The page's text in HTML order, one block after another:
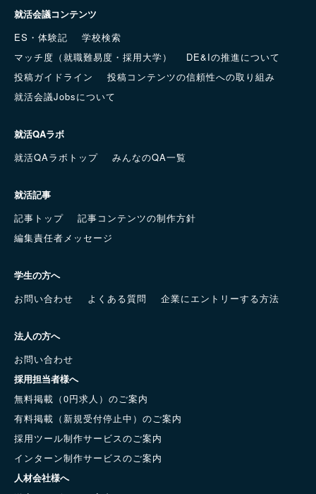
就活会議コンテンツ
ES・体験記
学校検索
マッチ度（就職難易度・採用大学）
DE&Iの推進について
投稿ガイドライン
投稿コンテンツの信頼性への取り組み
就活会議Jobsについて
就活QAラボ
就活QAラボトップ
みんなのQA一覧
就活記事
記事トップ
記事コンテンツの制作方針
編集責任者メッセージ
学生の方へ
お問い合わせ
よくある質問 企業にエントリーする方法
法人の方へ
お問い合わせ
採用担当者様へ
無料掲載（0円求人）のご案内
有料掲載（新規受付停止中）のご案内
採用ツール制作サービスのご案内
インターン制作サービスのご案内
人材会社様へ